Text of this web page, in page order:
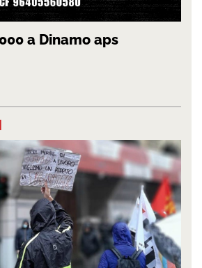
a Dinamo aps